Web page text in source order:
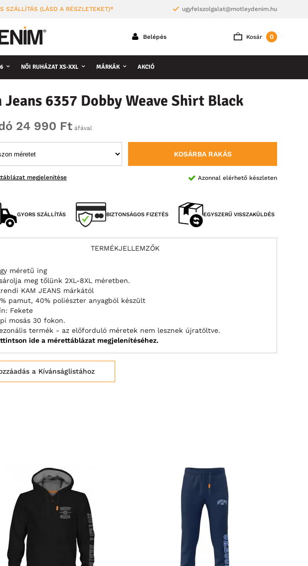
SZÁLLÍTÁS (LÁSD A RÉSZLETEKET)* ugyfelszolgalat@motleydenim.hu
Kosár 0
Belépés
NŐI RUHÁZAT XS-XXL MÁRKÁK AKCIÓ
Jeans 6357 Dobby Weave Shirt Black
24 990 Ft áfával
KOSÁRBA RAKÁS
Azonnal elérhető készleten
megjelenítése
GYORS SZÁLLÍTÁS BIZTONSÁGOS FIZETÉS EGYSZERŰ VISSZAKÜLDÉS
TERMÉKJELLEMZŐK
méretű ing
meg tőlünk 2XL-8XL méretben.
KAM JEANS márkától
pamut, 40% poliészter anyagból készült
Fekete
mosás 30 fokon.
termék - az előforduló méretek nem lesznek újratöltve.
ide a mérettáblázat megjelenítéséhez.
a Kívánságlistához